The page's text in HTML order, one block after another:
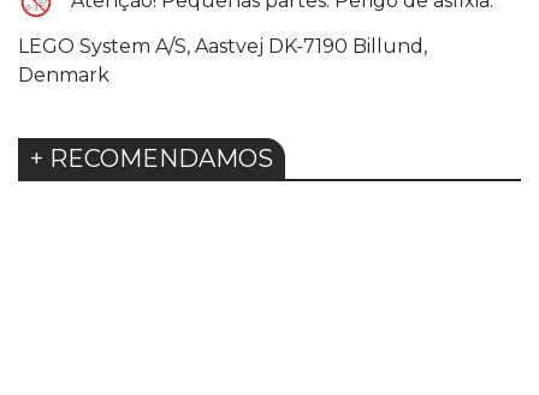
LEGO System A/S, Aastvej DK-7190 Billund,
Denmark
+ RECOMENDAMOS